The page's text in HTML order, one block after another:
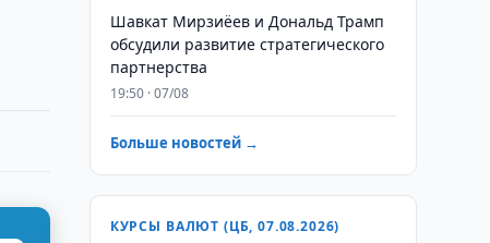
Шавкат Мирзиёев и Дональд Трамп
обсудили развитие стратегического
партнерства
19:50 · 07/08
Больше новостей →
КУРСЫ ВАЛЮТ (ЦБ, 07.08.2026)